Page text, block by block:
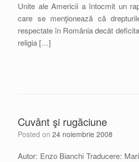
Unite ale Americii a întocmit un
care se menţionează că
respectate în România decât
religia […]
Cuvânt şi rugăciune
Posted on 24 noiembrie 2008
Autor: Enzo Bianchi Traducere: